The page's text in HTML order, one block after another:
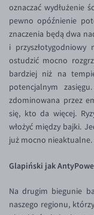
EUR/DKK
EUR/NOK
EUR/SEK
EUR/AUD
EUR/BGN
EUR/CAD
EUR/CNY
EUR/HKD
EUR/HUF
EUR/JPY
oznaczać wydłużenie
pewno opóźnienie
znaczenia będą dwa
i
ostudzić mocno
bardziej niż na
potencjalnym
zdominowana przez
się, kto da więcej.
włożyć między bajki.
już mocno nieaktualne.
Glapiński jak
Na drugim biegunie
naszego regionu,